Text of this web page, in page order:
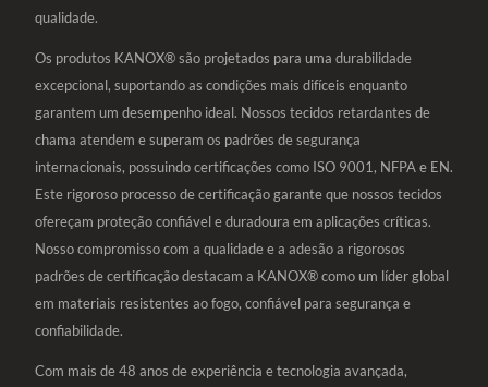
qualidade.
Os produtos KANOX® são projetados para uma durabilidade
excepcional, suportando as condições mais difíceis enquanto
garantem um desempenho ideal. Nossos tecidos retardantes de
chama atendem e superam os padrões de segurança
internacionais, possuindo certificações como ISO 9001, NFPA e EN.
Este rigoroso processo de certificação garante que nossos tecidos
ofereçam proteção confiável e duradoura em aplicações críticas.
Nosso compromisso com a qualidade e a adesão a rigorosos
padrões de certificação destacam a KANOX® como um líder global
em materiais resistentes ao fogo, confiável para segurança e
confiabilidade.
Com mais de 48 anos de experiência e tecnologia avançada,